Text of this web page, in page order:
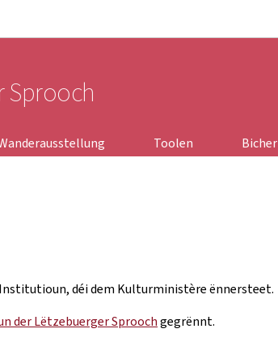
Sprooch
Toolen
Bicher
déi dem Kulturministère ënnersteet.
der Lëtzebuerger Sproochgegrënnt.